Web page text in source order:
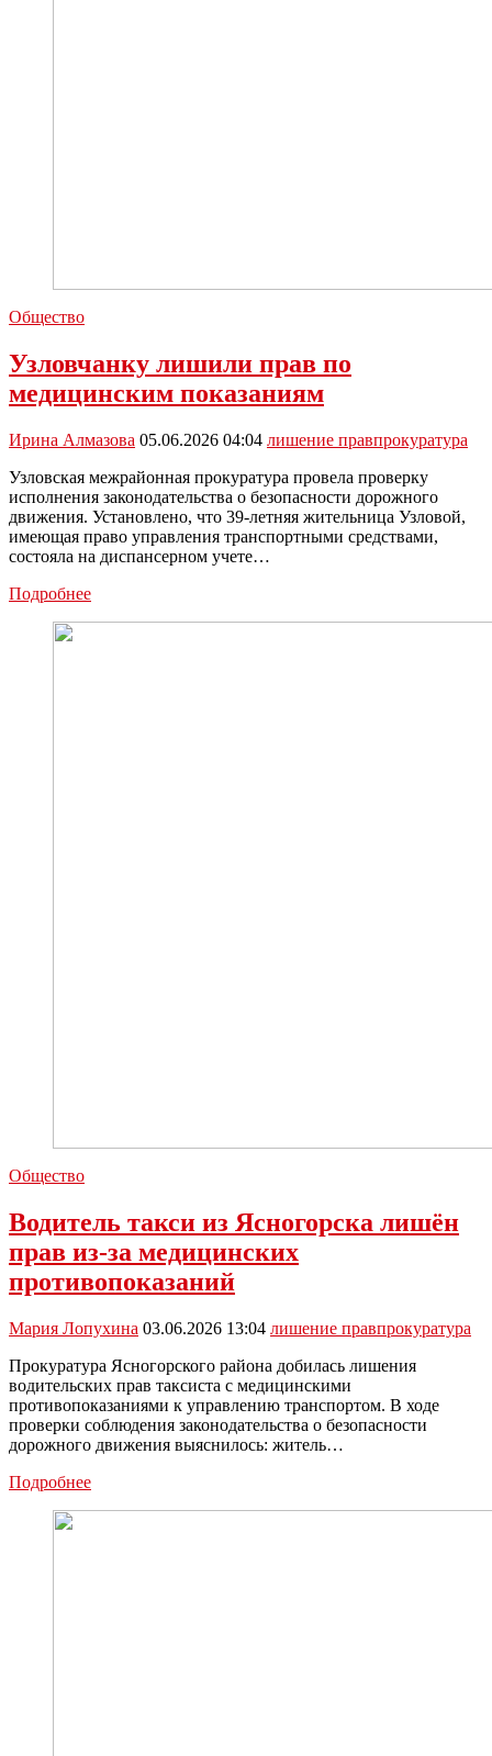
Общество
Узловчанку лишили прав по
медицинским показаниям
Ирина Алмазова 05.06.2026 04:04 лишение правпрокуратура
Узловская межрайонная прокуратура провела проверку
исполнения законодательства о безопасности дорожного
движения. Установлено, что 39-летняя жительница Узловой,
имеющая право управления транспортными средствами,
состояла на диспансерном учете…
ПодробнееУзловчанку
Общество
Водитель такси из Ясногорска лишён
прав из‑за медицинских
противопоказаний
Мария Лопухина 03.06.2026 13:04 лишение правпрокуратура
Прокуратура Ясногорского района добилась лишения
водительских прав таксиста с медицинскими
противопоказаниями к управлению транспортом. В ходе
проверки соблюдения законодательства о безопасности
дорожного движения выяснилось: житель…
ПодробнееВодитель